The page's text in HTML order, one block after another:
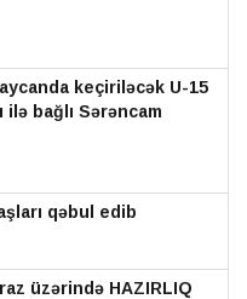
keçiriləcək U-15
bağlı Sərəncam
qəbul edib
üzərində HAZIRLIQ